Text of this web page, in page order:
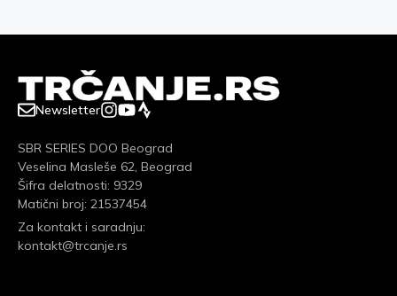
Newsletter
SBR SERIES DOO Beograd
Veselina Masleše 62, Beograd
Šifra delatnosti: 9329
Matični broj: 21537454
Za kontakt i saradnju:
kontakt@trcanje.rs